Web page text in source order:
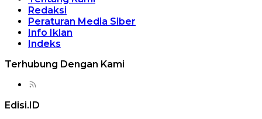
Redaksi
Peraturan Media Siber
Info Iklan
Indeks
Terhubung Dengan Kami
Edisi.ID